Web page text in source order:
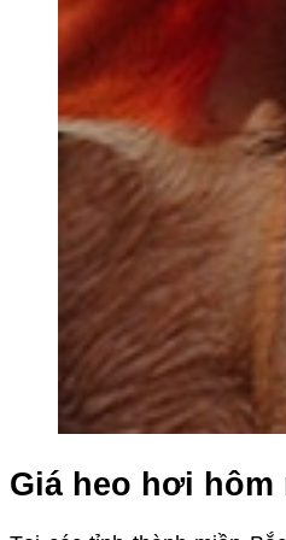
Giá heo hơi hôm